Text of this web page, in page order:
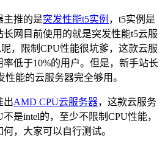
主推的是突发性能t5实例 ，t5实例是
长网目前使用的就是突发性能t5云服
，限制CPU性能很坑爹，这款云服
低于10%的用户。但是，新手站长
能的云服务器完全够用。
出AMD CPU云服务器，这款云服务
是intel的，至少不限制CPU性能，
，大家可以自行测试。